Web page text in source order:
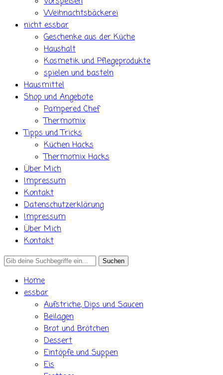
Weihnachtsbäckerei
nicht essbar
Geschenke aus der Küche
Haushalt
Kosmetik und Pflegeprodukte
spielen und basteln
Hausmittel
Shop und Angebote
Pampered Chef
Thermomix
Tipps und Tricks
Küchen Hacks
Thermomix Hacks
Über Mich
Impressum
Kontakt
Datenschutzerklärung
Impressum
Über Mich
Kontakt
Search
Home
essbar
Aufstriche, Dips und Saucen
Beilagen
Brot und Brötchen
Dessert
Eintöpfe und Suppen
Eis